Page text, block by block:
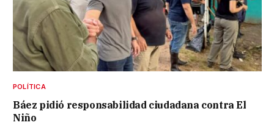
POLÍTICA
Báez pidió responsabilidad ciudadana contra El
Niño